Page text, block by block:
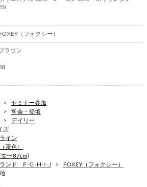
（フォクシー）
ラウン
セミナー参加
司会・登壇
デイリー
ズ
イン
茶色）
〜87cm)
ンド F･G･H･I･J
FOXEY（フォクシー）